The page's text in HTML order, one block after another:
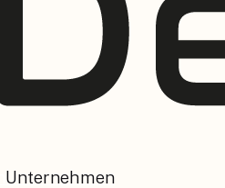
Unternehmen